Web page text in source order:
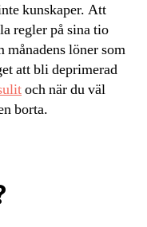
kunskaper. Att
regler på sina tio
månadens löner som
att bli deprimerad
och när du väl
borta.